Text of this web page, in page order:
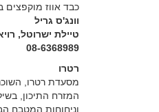
כבד אווז מוקפצים
וונג'ס גריל
טיילת ישרוטל,
08-6368989
רטרו
מסעדת רטרו,
המזרח התיכון,
וניחוחות המטבח